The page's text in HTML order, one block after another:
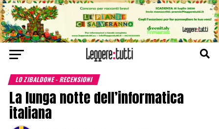
LO ZIBALDONE - RECENSIONI
La lunga notte dell’informatica
italiana